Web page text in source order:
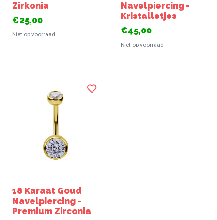
Zirkonia
€25,00
Niet op voorraad
Navelpiercing -
Kristalletjes
€45,00
Niet op voorraad
18 Karaat Goud
Navelpiercing -
Premium Zirconia